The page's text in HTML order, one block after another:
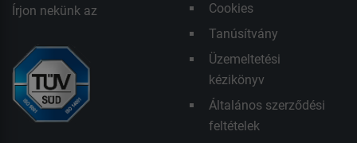
Írjon nekünk az
Cookies
Tanúsítvány
Üzemeltetési
kézikönyv
Általános szerződési
feltételek